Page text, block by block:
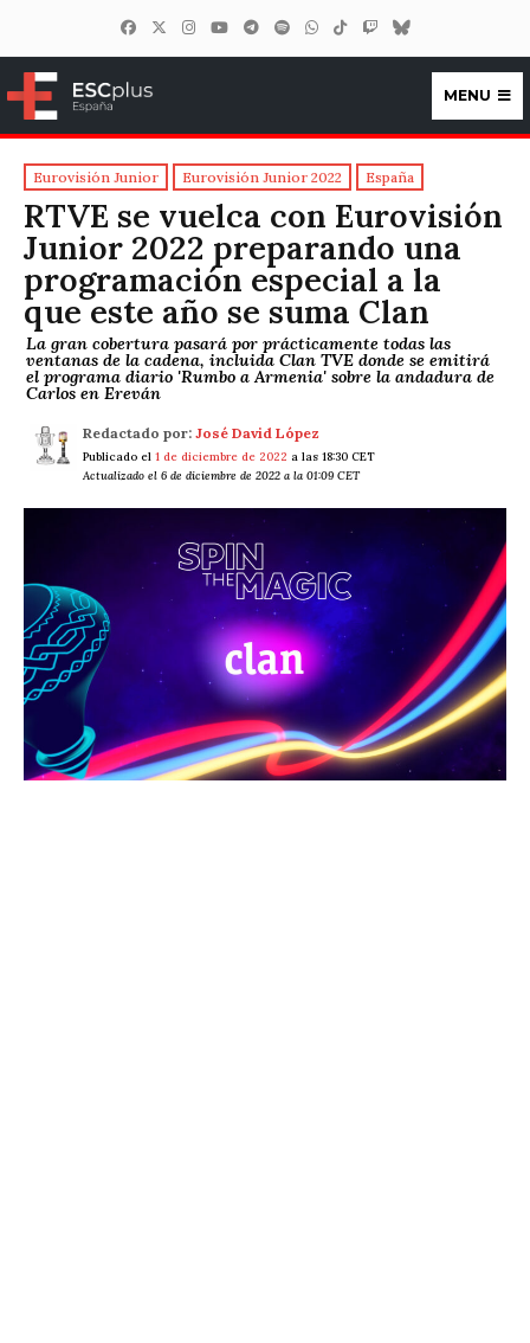
ESCplus España
MENU
Eurovisión Junior Eurovisión Junior 2022 España
RTVE se vuelca con Eurovisión
Junior 2022 preparando una
programación especial a la
que este año se suma Clan
La gran cobertura pasará por prácticamente todas las
ventanas de la cadena, incluida Clan TVE donde se emitirá
el programa diario 'Rumbo a Armenia' sobre la andadura de
Carlos en Ereván
Redactado por: José David López
Publicado el 1 de diciembre de 2022 a las 18:30 CET
Actualizado el 6 de diciembre de 2022 a la 01:09 CET